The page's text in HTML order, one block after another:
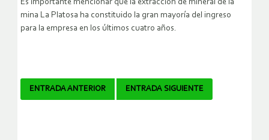
Es importante mencionar que la extracción de mineral de la
mina La Platosa ha constituido la gran mayoría del ingreso
para la empresa en los últimos cuatro años.
Navegador
ENTRADA ANTERIOR ENTRADA SIGUIENTE